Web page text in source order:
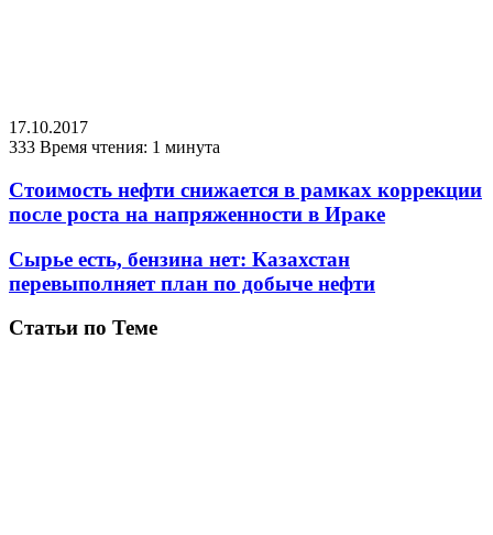
17.10.2017
333 Время чтения: 1 минута
Стоимость нефти снижается в рамках коррекции
после роста на напряженности в Ираке
Сырье есть, бензина нет: Казахстан
перевыполняет план по добыче нефти
Статьи по Теме